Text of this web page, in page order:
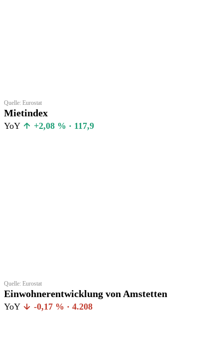
Quelle: Eurostat
Mietindex
YoY +2,08 % · 117,9
Quelle: Eurostat
Einwohnerentwicklung von Amstetten
YoY -0,17 % · 4.208